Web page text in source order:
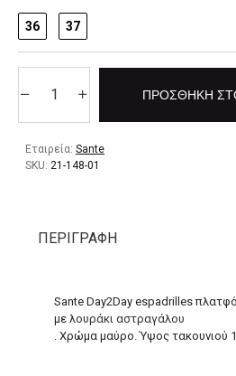
Εταιρεία: Sante
SKU: 21-148-01
36 37
ΠΡΟΣΘΉΚΗ
ΠΕΡΙΓΡΑΦΉ
Sante Day2Day espadrilles
με λουράκι αστραγάλου
. Χρώμα μαύρο. Ύψος τακουνιού